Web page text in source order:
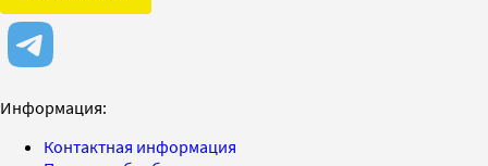
Информация:
Контактная информация